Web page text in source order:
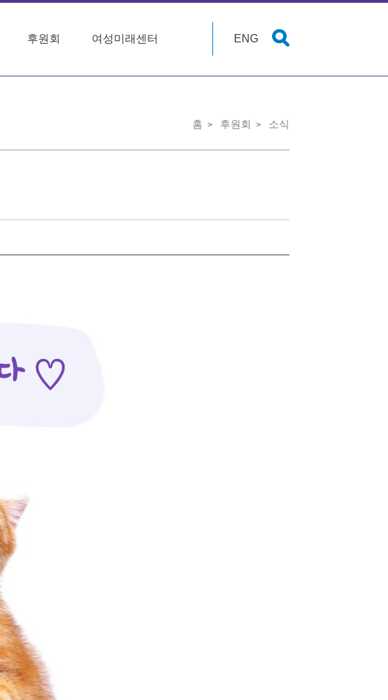
후원회 여성미래센터 ENG
홈 후원회 소식